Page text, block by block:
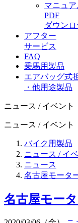
マニュア
PDF
ダウンロ
アフター
サービス
FAQ
乗馬用製品
エアバッグ式
・他用途製品
ニュース / イベント
ニュース / イベント
バイク用製品
ニュース / イ
ニュース
名古屋モータ
名古屋モー